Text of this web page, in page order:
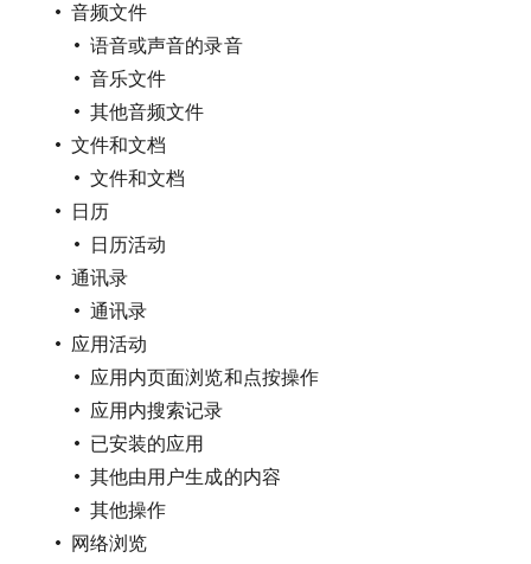
音频文件
语音或声音的录音
音乐文件
其他音频文件
文件和文档
文件和文档
日历
日历活动
通讯录
通讯录
应用活动
应用内页面浏览和点按操作
应用内搜索记录
已安装的应用
其他由用户生成的内容
其他操作
网络浏览